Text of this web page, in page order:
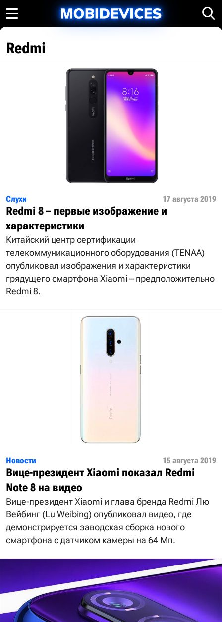
Redmi
Слухи 17 августа 2019
Redmi 8 – первые изображение и
характеристики
Китайский центр сертификации
телекоммуникационного оборудования (TENAA)
опубликовал изображения и характеристики
грядущего смартфона Xiaomi – предположительно
Redmi 8.
Новости 15 августа 2019
Вице-президент Xiaomi показал Redmi
Note 8 на видео
Вице-президент Xiaomi и глава бренда Redmi Лю
Вейбинг (Lu Weibing) опубликовал видео, где
демонстрируется заводская сборка нового
смартфона с датчиком камеры на 64 Мп.